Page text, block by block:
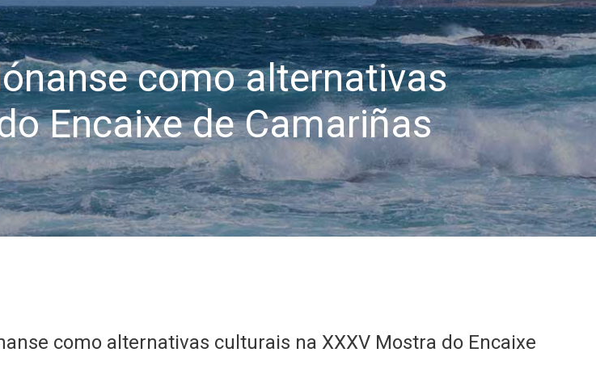
como alternativas
Encaixe de Camariñas
como alternativas culturais na XXXV Mostra do Encaixe